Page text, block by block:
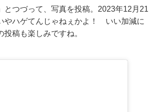
つづって、写真を投稿。2023年12月21
やハゲてんじゃねぇかよ！ いい加減に
稿も楽しみですね。